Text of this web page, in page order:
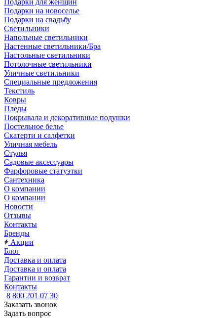
Подарки для женщин
Подарки на новоселье
Подарки на свадьбу
Светильники
Напольные светильники
Настенные светильники/Бра
Настольные светильники
Потолочные светильники
Уличные светильники
Специальные предложения
Текстиль
Ковры
Пледы
Покрывала и декоративные подушки
Постельное белье
Скатерти и салфетки
Уличная мебель
Стулья
Садовые аксессуары
Фарфоровые статуэтки
Сантехника
О компании
О компании
Новости
Отзывы
Контакты
Бренды
Акции
Блог
Доставка и оплата
Доставка и оплата
Гарантии и возврат
Контакты
8 800 201 07 30
Заказать звонок
Задать вопрос